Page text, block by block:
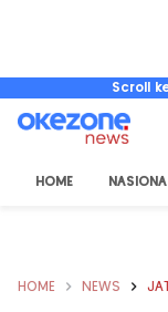
Scroll
HOME
HOME NEWS